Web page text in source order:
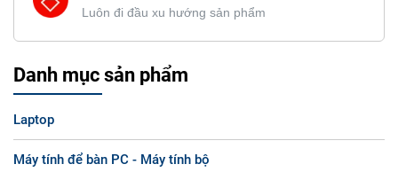
Luôn đi đầu xu hướng sản phẩm
Danh mục sản phẩm
Laptop
Máy tính để bàn PC - Máy tính bộ